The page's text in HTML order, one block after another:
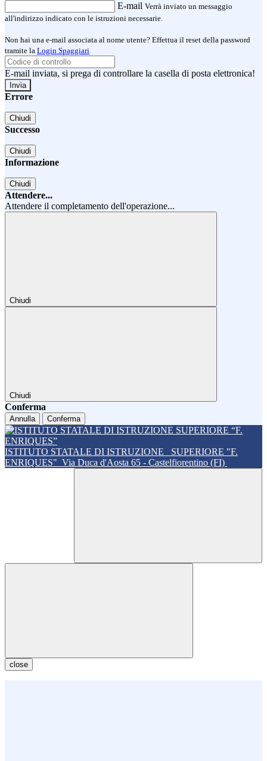
E-mail Verrà inviato un messaggio
all'indirizzo indicato con le istruzioni necessarie.
Non hai una e-mail associata al nome utente? Effettua il reset della password
tramite la Login Spaggiari
E-mail inviata, si prega di controllare la casella di posta elettronica!
Errore
Chiudi
Successo
Chiudi
Informazione
Chiudi
Attendere...
Attendere il completamento dell'operazione...
Chiudi
Chiudi
Conferma
Annulla Conferma
ISTITUTO STATALE DI ISTRUZIONE
SUPERIORE "F.
ENRIQUES" Via Duca d'Aosta 65 - Castelfiorentino (FI)
close